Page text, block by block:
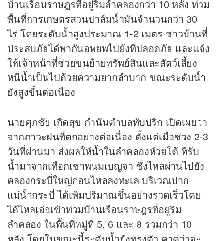
บ้านเรือนราษฎรที่อยู่ริมลำคลองกว่า 10 หลัง ท่วม
พื้นที่การเกษตรสวนปาล์มน้ำมันจำนวนกว่า 30
ไร่ โดยระดับน้ำสูงประมาณ 1-2 เมตร ชาวบ้านที่
ประสบภัยได้พากันอพยพไปยังที่ปลอดภัย และแจ้ง
ให้เจ้าหน้าที่ช่วยขนย้ายทรัพย์สินและสัตว์เลี้ยง
หนีน้ำเป็นไปด้วยความยากลำบาก ขณะระดับน้ำ
ยังสูงขึ้นต่อเนื่อง
นายศุภชัย เกิดสุข กำนันตำบลทับปริก เปิดเผยว่า
จากภาวะฝนที่ตกอย่างต่อเนื่อง ตั้งแต่เมื่อช่วง 2-3
วันที่ผ่านมา ส่งผลให้น้ำในลำคลองห้วยโต้ ที่รับ
น้ำมาจากเทือกเขาพนมเบญจา ซึ่งไหลผ่านไปยัง
คลองกระบี่ใหญ่ก่อนไหลลงทะเล บริเวณปาก
แม่น้ำกระบี่ ได้เพิ่มปริมาณขึ้นอย่างรวดเร็วโดย
ได้ไหลเอ่อเข้าท่วมบ้านเรือนราษฎรที่อยู่ริม
ลำคลอง ในพื้นที่หมู่ที่ 5, 6 และ 8 รวมกว่า 10